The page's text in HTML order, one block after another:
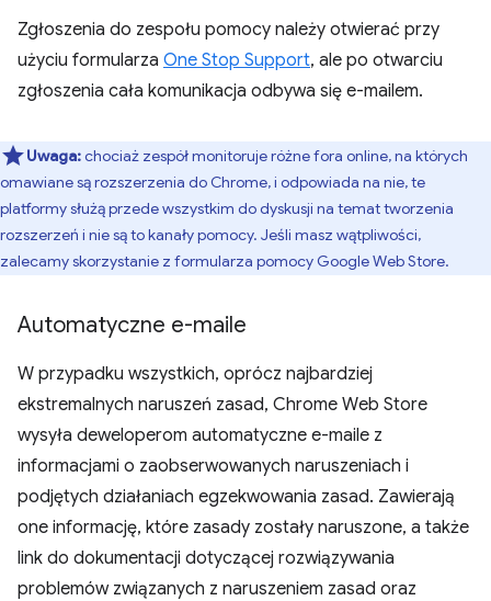
Zgłoszenia do zespołu pomocy należy otwierać przy
użyciu formularza One Stop Support, ale po otwarciu
zgłoszenia cała komunikacja odbywa się e-mailem.
Uwaga:chociaż zespół monitoruje różne fora online, na których
omawiane są rozszerzenia do Chrome, i odpowiada na nie, te
platformy służą przede wszystkim do dyskusji na temat tworzenia
rozszerzeń i nie są to kanały pomocy. Jeśli masz wątpliwości,
zalecamy skorzystanie z formularza pomocy Google Web Store.
Automatyczne e-maile
W przypadku wszystkich, oprócz najbardziej
ekstremalnych naruszeń zasad, Chrome Web Store
wysyła deweloperom automatyczne e-maile z
informacjami o zaobserwowanych naruszeniach i
podjętych działaniach egzekwowania zasad. Zawierają
one informację, które zasady zostały naruszone, a także
link do dokumentacji dotyczącej rozwiązywania
problemów związanych z naruszeniem zasad oraz